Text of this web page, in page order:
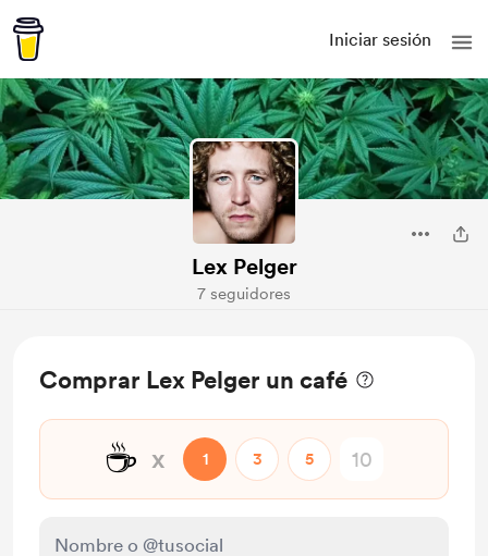
Iniciar sesión
Lex Pelger
7 seguidores
Comprar Lex Pelger un café
☕ x 1 3 5